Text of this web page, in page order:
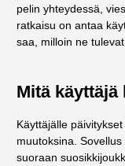
pelin yhteydessä,
ratkaisu on antaa
saa, milloin ne
Mitä käyttäjä
Käyttäjälle
muutoksina.
suoraan